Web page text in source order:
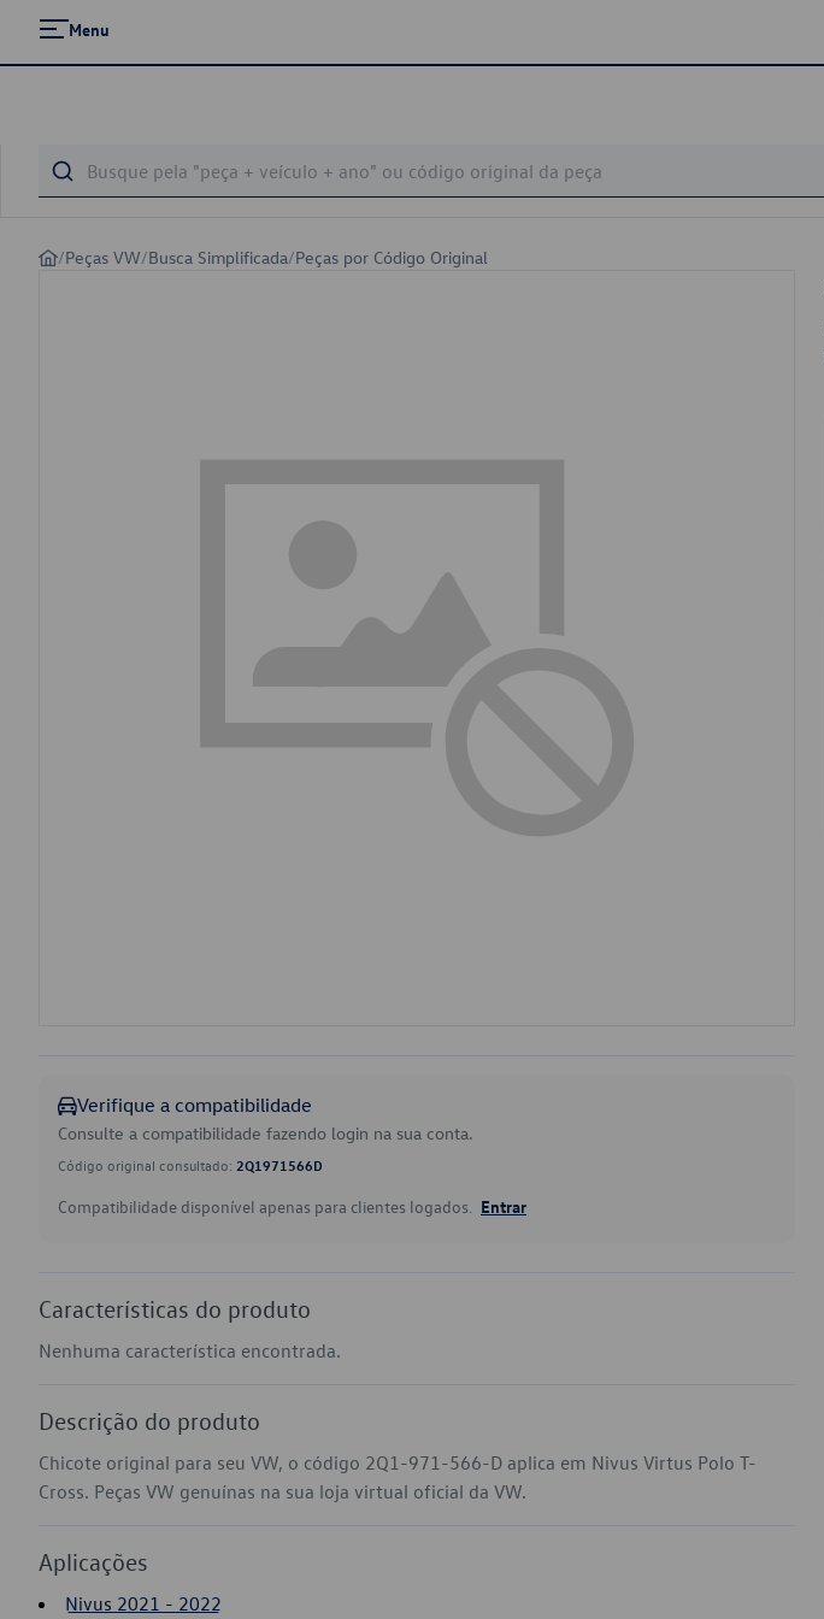
Menu
/Peças VW/Busca Simplificada/Peças por Código Original
Verifique a compatibilidade
Consulte a compatibilidade fazendo login na sua conta.
Código original consultado: 2Q1971566D
Compatibilidade disponível apenas para clientes logados. Entrar
Características do produto
Nenhuma característica encontrada.
Descrição do produto
Chicote original para seu VW, o código 2Q1-971-566-D aplica em Nivus Virtus Polo T-
Cross. Peças VW genuínas na sua loja virtual oficial da VW.
Aplicações
Nivus 2021 - 2022